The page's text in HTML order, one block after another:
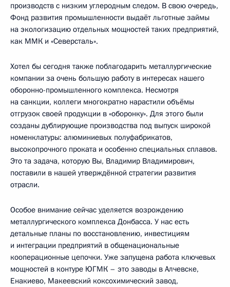
производств с низким углеродным следом. В свою очередь,
Фонд развития промышленности выдаёт льготные займы
на экологизацию отдельных мощностей таких предприятий,
как ММК и «Северсталь».
Хотел бы сегодня также поблагодарить металлургические
компании за очень большую работу в интересах нашего
оборонно-промышленного комплекса. Несмотря
на санкции, коллеги многократно нарастили объёмы
отгрузок своей продукции в «оборонку». Для этого были
созданы дублирующие производства под выпуск широкой
номенклатуры: алюминиевых полуфабрикатов,
высокопрочного проката и особенно специальных сплавов.
Это та задача, которую Вы, Владимир Владимирович,
поставили в нашей утверждённой стратегии развития
отрасли.
Особое внимание сейчас уделяется возрождению
металлургического комплекса Донбасса. У нас есть
детальные планы по восстановлению, инвестициям
и интеграции предприятий в общенациональные
кооперационные цепочки. Уже запущена работа ключевых
мощностей в контуре ЮГМК – это заводы в Алчевске,
Енакиево, Макеевский коксохимический завод,